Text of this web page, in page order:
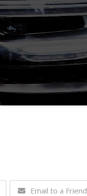
Email to a Friend